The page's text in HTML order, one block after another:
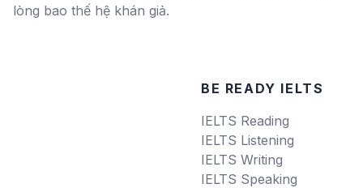
lòng bao thế hệ khán giả.
BE READY IELTS
IELTS Reading
IELTS Listening
IELTS Writing
IELTS Speaking